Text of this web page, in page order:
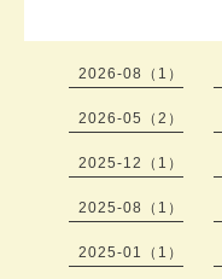
2026-08（1）
2026-05（2）
2025-12（1）
2025-08（1）
2025-01（1）